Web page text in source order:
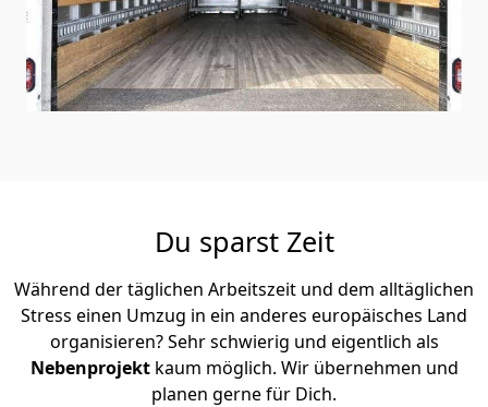
Du sparst Zeit
Während der täglichen Arbeitszeit und dem alltäglichen
Stress einen Umzug in ein anderes europäisches Land
organisieren? Sehr schwierig und eigentlich als
Nebenprojekt kaum möglich. Wir übernehmen und
planen gerne für Dich.